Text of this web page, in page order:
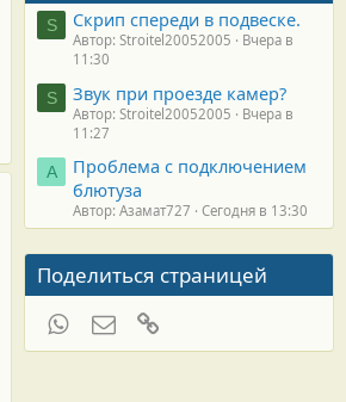
S Скрип спереди в подвеске.
Автор: Stroitel20052005
Вчера в
11:30
S Звук при проезде камер?
Автор: Stroitel20052005
Вчера в
11:27
А
Проблема с подключением
блютуза
Автор: Азамат727 Сегодня в 13:30
Поделиться страницей
WhatsAppЭлектронная почта